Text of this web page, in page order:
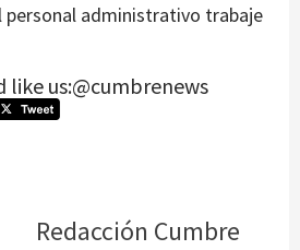
personal administrativo trabaje
like us:@cumbrenews
Redacción Cumbre